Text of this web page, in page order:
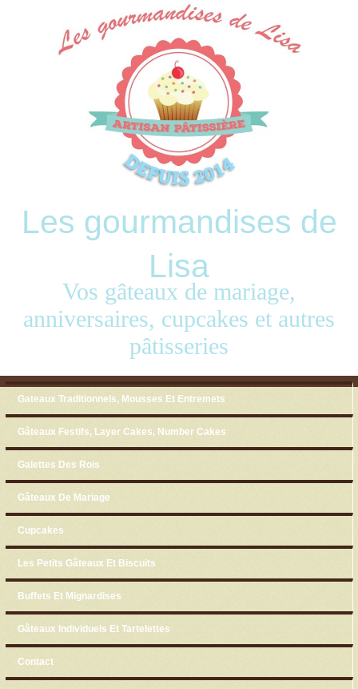
Les gourmandises de
Lisa
Vos gâteaux de mariage,
anniversaires, cupcakes et autres
pâtisseries
Menu
Skip to content
Gateaux Traditionnels, Mousses Et Entremets
Gâteaux Festifs, Layer Cakes, Number Cakes
Galettes Des Rois
Gâteaux De Mariage
Cupcakes
Les Petits Gâteaux Et Biscuits
Buffets Et Mignardises
Gâteaux Individuels Et Tartelettes
Contact